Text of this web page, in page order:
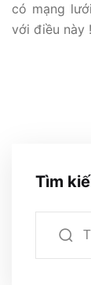
có mạng
với điều này !
Tìm